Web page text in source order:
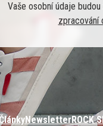
Vaše osobní údaje
zpracování
NewsletterROCK